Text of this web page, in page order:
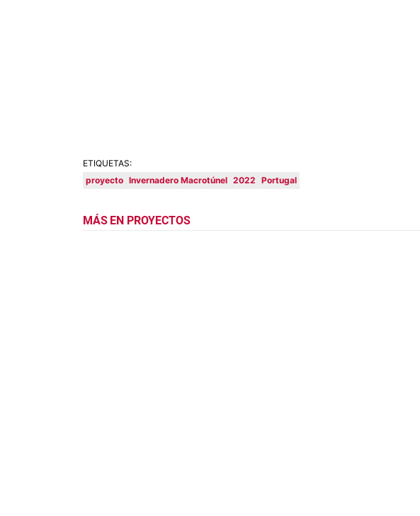
ETIQUETAS:
proyecto Invernadero Macrotúnel 2022 Portugal
MÁS EN PROYECTOS